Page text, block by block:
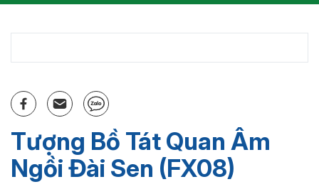
Tượng Bồ Tát Quan Âm
Ngồi Đài Sen (FX08)